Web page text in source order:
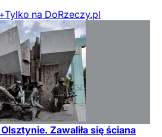
Tylko na DoRzeczy.pl
Zawaliła się ściana